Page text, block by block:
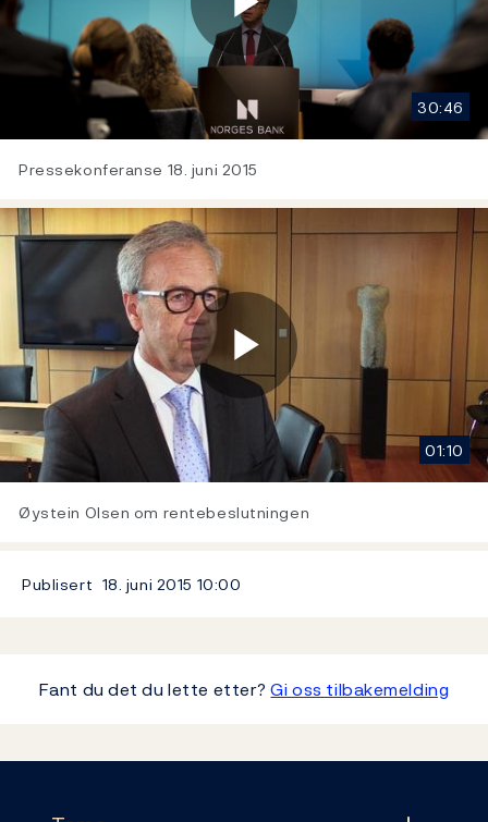
Play
Video
30:46
Pressekonferanse 18. juni 2015
Play
Video
01:10
Øystein Olsen om rentebeslutningen
Publisert 18. juni 2015 10:00
Fant du det du lette etter?Gi oss tilbakemelding